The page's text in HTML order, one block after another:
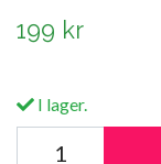
199 kr
I lager.